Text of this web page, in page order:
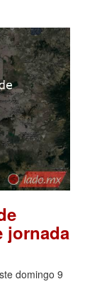
jornada
domingo 9